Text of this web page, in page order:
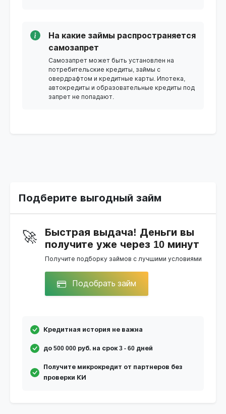
На какие займы распространяется
самозапрет
Самозапрет может быть установлен на
потребительские кредиты, займы с
овердрафтом и кредитные карты. Ипотека,
автокредиты и образовательные кредиты под
запрет не попадают.
Подберите выгодный займ
🚀
Быстрая выдача! Деньги вы
получите уже через 10 минут
Получите подборку займов с лучшими условиями
Подобрать займ
Кредитная история не важна
до 500 000 руб. на срок 3 - 60 дней
Получите микрокредит от партнеров без
проверки КИ